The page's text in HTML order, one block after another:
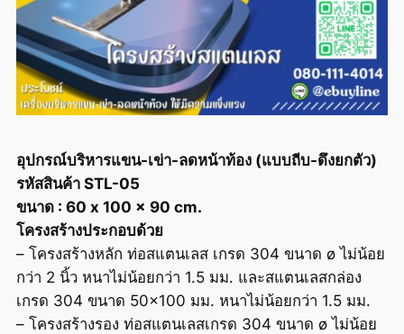
อุปกรณ์บริหารแขน-เข่า-ลดหน้าท้อง (แบบถีบ-ดึงยกตัว)
รหัสสินค้า STL-05
ขนาด : 60 x 100 x 90 cm.
โครงสร้างประกอบด้วย
– โครงสร้างหลัก ท่อสแตนเลส เกรด 304 ขนาด ø ไม่น้อย
กว่า 2 นิ้ว หนาไม่น้อยกว่า 1.5 มม. และสแตนเลสกล่อง
เกรด 304 ขนาด 50×100 มม. หนาไม่น้อยกว่า 1.5 มม.
– โครงสร้างรอง ท่อสแตนเลสเกรด 304 ขนาด ø ไม่น้อย